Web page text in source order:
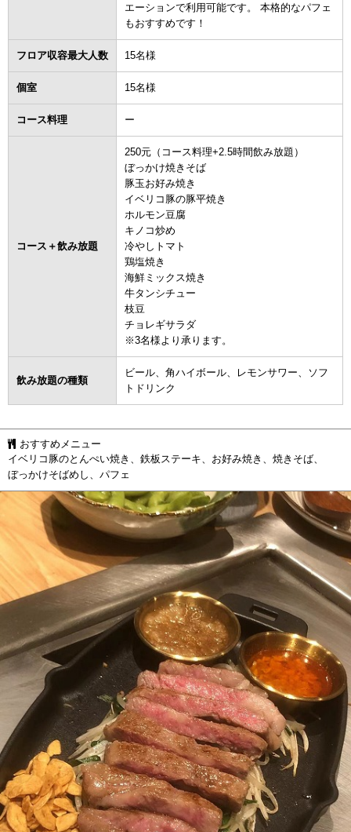
エーションで利用可能です。 本格的なパフェ
もおすすめです！
フロア収容最大人数 15名様
個室 15名様
コース料理 ー
コース＋飲み放題
250元（コース料理+2.5時間飲み放題）
ぼっかけ焼きそば
豚玉お好み焼き
イベリコ豚の豚平焼き
ホルモン豆腐
キノコ炒め
冷やしトマト
鶏塩焼き
海鮮ミックス焼き
牛タンシチュー
枝豆
チョレギサラダ
※3名様より承ります。
飲み放題の種類
ビール、角ハイボール、レモンサワー、ソフ
トドリンク
おすすめメニュー
イベリコ豚のとんぺい焼き、鉄板ステーキ、お好み焼き、焼きそば、
ぼっかけそばめし、パフェ